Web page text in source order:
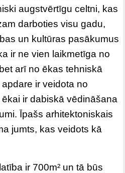
augstvērtīgu celtni, kas
darboties visu gadu,
un kultūras pasākumus
ir ne vien laikmetīga no
arī no ēkas tehniskā
ir veidota no
ir dabiskā vēdināšana
Īpašs arhitektoniskais
jumts, kas veidots kā
ir 700m² un tā būs